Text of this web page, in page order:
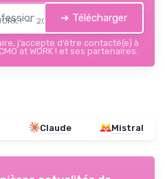
! — 2026 ➔ Télécharger
j’accepte d’être contacté(e) à
at WORK ! et ses partenaires.
Claude Mistral